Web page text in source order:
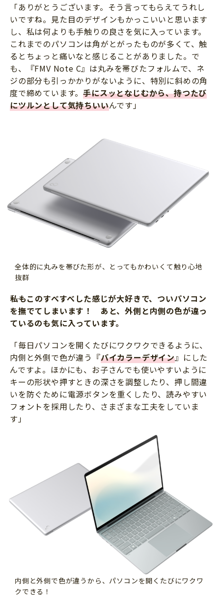
「ありがとうございます。そう言ってもらえてうれし
いですね。見た目のデザインもかっこいいと思います
し、私は何よりも手触りの良さを気に入っています。
これまでのパソコンは角がとがったものが多くて、触
るとちょっと痛いなと感じることがありました。で
も、『FMV Note C』は丸みを帯びたフォルムで、ネ
ジの部分も引っかかりがないように、特別に斜めの角
度で締めています。手にスッとなじむから、持つたび
にツルンとして気持ちいいんです」
全体的に丸みを帯びた形が、とってもかわいくて触り心地
抜群
私もこのすべすべした感じが大好きで、ついパソコン
を撫でてしまいます！ あと、外側と内側の色が違っ
ているのも気に入っています。
「毎日パソコンを開くたびにワクワクできるように、
内側と外側で色が違う『バイカラーデザイン』にした
んですよ。ほかにも、お子さんでも使いやすいように
キーの形状や押すときの深さを調整したり、押し間違
いを防ぐために電源ボタンを重くしたり、読みやすい
フォントを採用したり、さまざまな工夫をしていま
す」
内側と外側で色が違うから、パソコンを開くたびにワクワ
クできる！